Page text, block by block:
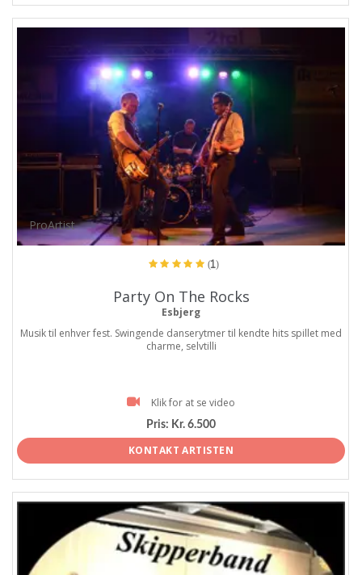
ProArtist
(1)
Party On The Rocks
Esbjerg
Musik til enhver fest. Swingende danserytmer til kendte hits spillet med
charme, selvtilli
Klik for at se video
Pris: Kr. 6.500
KONTAKT ARTISTEN